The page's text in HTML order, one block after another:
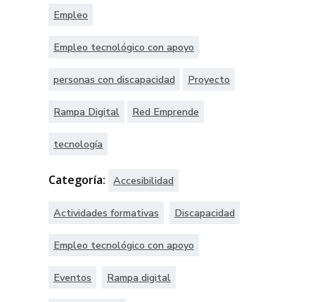
Empleo
Empleo tecnológico con apoyo
personas con discapacidad Proyecto
Rampa Digital Red Emprende
tecnología
Categoría: Accesibilidad
Actividades formativas Discapacidad
Empleo tecnológico con apoyo
Eventos Rampa digital